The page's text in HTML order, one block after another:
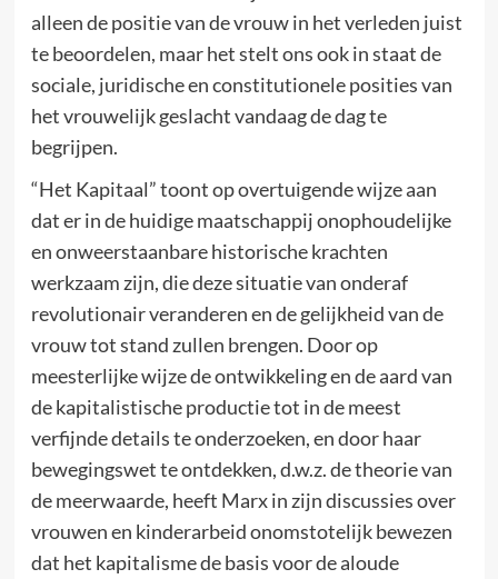
alleen de positie van de vrouw in het verleden juist
te beoordelen, maar het stelt ons ook in staat de
sociale, juridische en constitutionele posities van
het vrouwelijk geslacht vandaag de dag te
begrijpen.
“Het Kapitaal” toont op overtuigende wijze aan
dat er in de huidige maatschappij onophoudelijke
en onweerstaanbare historische krachten
werkzaam zijn, die deze situatie van onderaf
revolutionair veranderen en de gelijkheid van de
vrouw tot stand zullen brengen. Door op
meesterlijke wijze de ontwikkeling en de aard van
de kapitalistische productie tot in de meest
verfijnde details te onderzoeken, en door haar
bewegingswet te ontdekken, d.w.z. de theorie van
de meerwaarde, heeft Marx in zijn discussies over
vrouwen en kinderarbeid onomstotelijk bewezen
dat het kapitalisme de basis voor de aloude